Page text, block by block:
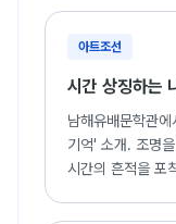
아트조선
시간 상징하는
남해유배문학관
기억' 소개. 조명
시간의 흔적을 포